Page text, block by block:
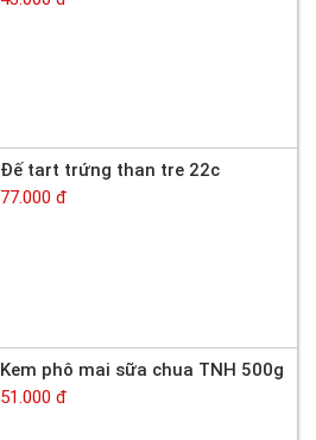
Đế tart trứng than tre 22c
77.000 đ
Kem phô mai sữa chua TNH 500g
51.000 đ